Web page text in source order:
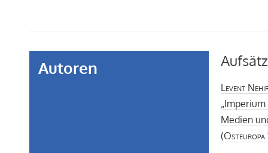
Autoren
Levent
Medien
(Osteuropa